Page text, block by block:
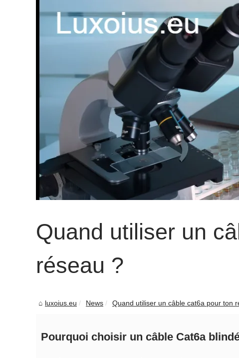
Quand utiliser un
réseau ?
luxoius.eu News Quand utiliser un câble cat6a pour ton
Pourquoi choisir un câble Cat6a